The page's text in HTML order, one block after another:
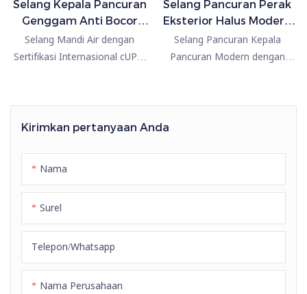
Kirimkan pertanyaan Anda
Nama
Surel
Telepon/whatsapp
Nama Perusahaan
Selang Kepala Pancuran
Genggam Anti Bocor
Tidak Beracun, Fleksibel,
Anti-Tekuk, PVC Warna
Selang Mandi Air dengan
Sertifikasi Internasional cUPC,
tahan suhu tinggi, tahan
ledakan, kedap air, anti bocor
untuk Anda pilih.
Selang Pancuran Perak
Eksterior Halus Modern
Berkualitas Tinggi untuk
Kepala Pancuran |
Selang Pancuran Kepala
Pancuran Modern dengan
produk serupa di pasaran.
Produk ini memiliki keunggulan
menikmati reputasi yang baik
merangkum kekurangan
memperbaikinya. Spesifikasi